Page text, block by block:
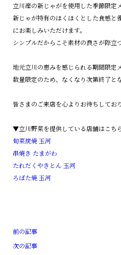
立川産の新じゃがを使用した季節限定
新じゃが特有のほくほくとした食感と
にお楽しみいただけます。
シンプルだからこそ素材の良さが際立
地元立川の恵みを感じられる期間限定
数量限定のため、なくなり次第終了と
皆さまのご来店を心よりお待ちしており
▼立川野菜を提供している店舗はこち
旬菜炭焼 玉河
串焼き たまがわ
たれだくやきとん 玉河
ろばた焼 玉河
前の記事
次の記事